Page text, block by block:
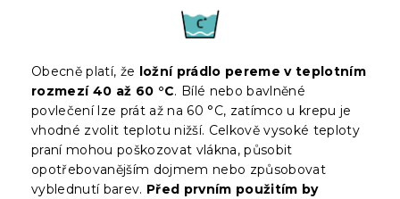
Obecně platí, že ložní prádlo pereme v teplotním
rozmezí 40 až 60 °C. Bílé nebo bavlněné
povlečení lze prát až na 60 °C, zatímco u krepu je
vhodné zvolit teplotu nižší. Celkově vysoké teploty
praní mohou poškozovat vlákna, působit
opotřebovanějším dojmem nebo způsobovat
vyblednutí barev. Před prvním použitím by